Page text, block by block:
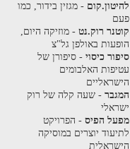
להיטון.קום - מגזין בידור, כמו
פעם
קוטנר רוק.נט- מוזיקה היום,
הופעות באולפן גל"צ
סיפור כיסוי- סיפורן של
עטיפות האלבומים
הישראליים
המגבר- שעה קלה של רוק
ישראלי
מפעל הפיס- הפרויקט
לתיעוד יוצרים במוסיקה
הישראלית